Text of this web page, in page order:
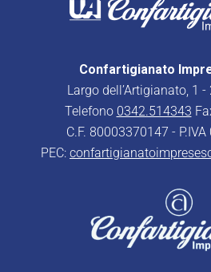
Confartigianato
Largo dell’Artigianato, 1
Telefono 0342.514343
C.F. 80003370147 -
PEC: